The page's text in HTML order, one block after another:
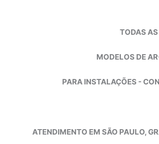
TODAS
MODELOS DE
PARA INSTALAÇÕES -
ATENDIMENTO EM SÃO PAULO,